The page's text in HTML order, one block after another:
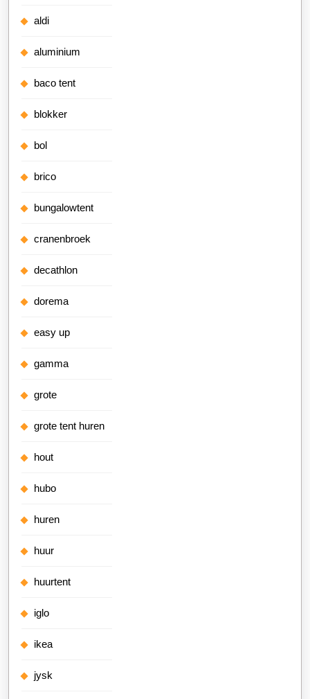
aldi
aluminium
baco tent
blokker
bol
brico
bungalowtent
cranenbroek
decathlon
dorema
easy up
gamma
grote
grote tent huren
hout
hubo
huren
huur
huurtent
iglo
ikea
jysk